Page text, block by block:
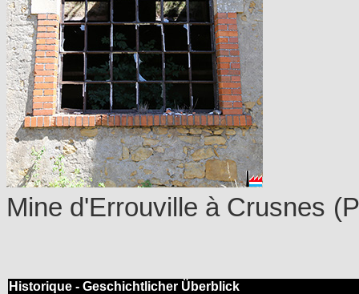
Mine d'Errouville à Crusnes
Historique - Geschichtlicher Überblick